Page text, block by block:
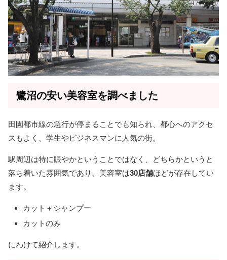
鷺沼の安い美容室を調べました
田園都市線の急行が停まることでも知られ、都心へのアクセ
スもよく、学生やビジネスマンに人気の街。
駅周辺は特に賑やかということではなく、どちらかというと
落ち着いた雰囲気であり、美容室は30店舗ほどが存在してい
ます。
カット＋シャンプー
カットのみ
にわけて紹介します。